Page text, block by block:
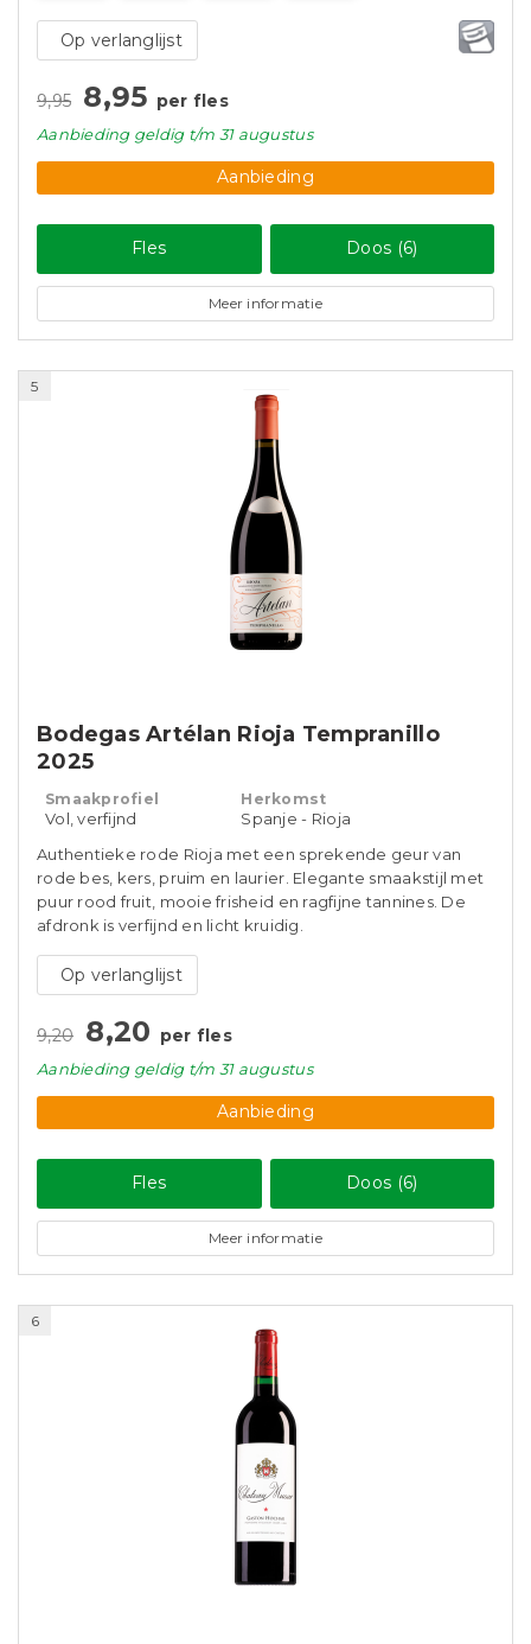
Op verlanglijst
9,95 8,95 per fles
Aanbieding geldigt/m 31 augustus
Aanbieding
Fles Doos (6)
Meer informatie
5
Bodegas Artélan Rioja Tempranillo
2025
Smaakprofiel
Vol, verfijnd
Herkomst
Spanje - Rioja
Authentieke rode Rioja met een sprekende geur van
rode bes, kers, pruim en laurier. Elegante smaakstijl met
puur rood fruit, mooie frisheid en ragfijne tannines. De
afdronk is verfijnd en licht kruidig.
Op verlanglijst
9,20 8,20 per fles
Aanbieding geldigt/m 31 augustus
Aanbieding
Fles Doos (6)
Meer informatie
6